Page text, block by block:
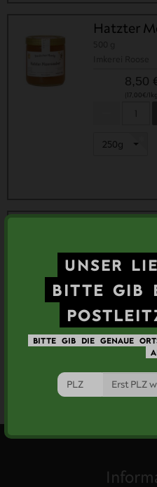
UNSER
BITTE GIB
BITTE GIB DIE GENAUE
Hatzter
8,50
(17,00€/1kg)
250g
7,00
500g